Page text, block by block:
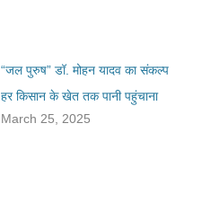
“जल पुरुष” डॉ. मोहन यादव का संकल्प
हर किसान के खेत तक पानी पहुंचाना
March 25, 2025